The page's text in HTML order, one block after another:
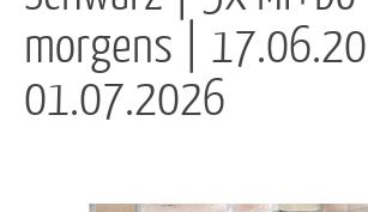
morgens |
01.07.2026